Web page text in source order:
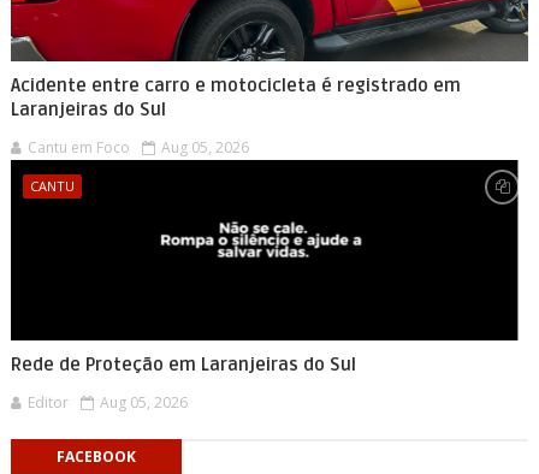
Acidente entre carro e motocicleta é registrado em
Laranjeiras do Sul
Cantu em Foco Aug 05, 2026
CANTU
Rede de Proteção em Laranjeiras do Sul
Editor Aug 05, 2026
FACEBOOK